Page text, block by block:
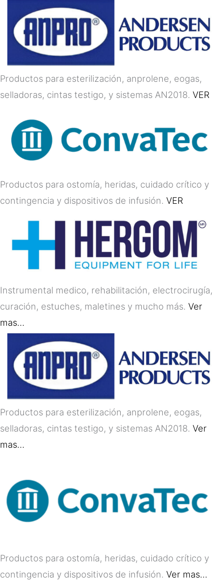
Productos para esterilización, anprolene, eogas,
selladoras, cintas testigo, y sistemas AN2018. VER
Productos para ostomía, heridas, cuidado crítico y
contingencia y dispositivos de infusión. VER
Instrumental medico, rehabilitación, electrocirugía,
curación, estuches, maletines y mucho más. Ver
mas…
Productos para esterilización, anprolene, eogas,
selladoras, cintas testigo, y sistemas AN2018. Ver
mas…
Productos para ostomía, heridas, cuidado crítico y
contingencia y dispositivos de infusión. Ver mas…